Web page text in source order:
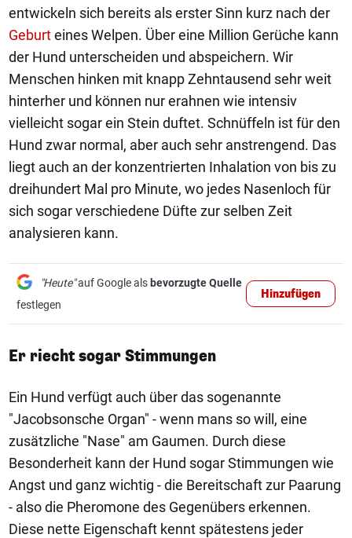
entwickeln sich bereits als erster Sinn kurz nach der
Geburteines Welpen. Über eine Million Gerüche kann
der Hund unterscheiden und abspeichern. Wir
Menschen hinken mit knapp Zehntausend sehr weit
hinterher und können nur erahnen wie intensiv
vielleicht sogar ein Stein duftet. Schnüffeln ist für den
Hund zwar normal, aber auch sehr anstrengend. Das
liegt auch an der konzentrierten Inhalation von bis zu
dreihundert Mal pro Minute, wo jedes Nasenloch für
sich sogar verschiedene Düfte zur selben Zeit
analysieren kann.
"Heute"auf Google als bevorzugte Quelle
festlegen
Hinzufügen
Er riecht sogar Stimmungen
Ein Hund verfügt auch über das sogenannte
"Jacobsonsche Organ" - wenn mans so will, eine
zusätzliche "Nase" am Gaumen. Durch diese
Besonderheit kann der Hund sogar Stimmungen wie
Angst und ganz wichtig - die Bereitschaft zur Paarung
- also die Pheromone des Gegenübers erkennen.
Diese nette Eigenschaft kennt spätestens jeder